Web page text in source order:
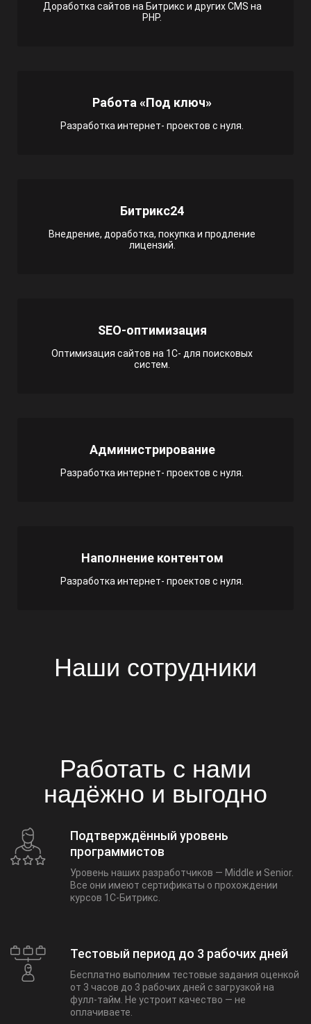
Доработка сайтов на Битрикс и других CMS на
PHP.
Работа «Под ключ»
Разработка интернет- проектов с нуля.
Битрикс24
Внедрение, доработка, покупка и продление
лицензий.
SEO-оптимизация
Оптимизация сайтов на 1С- для поисковых
систем.
Администрирование
Разработка интернет- проектов с нуля.
Наполнение контентом
Разработка интернет- проектов с нуля.
Наши сотрудники
Работать с нами
надёжно и выгодно
Подтверждённый уровень
программистов
Уровень наших разработчиков — Middle и Senior.
Все они имеют сертификаты о прохождении
курсов 1С-Битрикс.
Тестовый период до 3 рабочих дней
Бесплатно выполним тестовые задания оценкой
от 3 часов до 3 рабочих дней с загрузкой на
фулл-тайм. Не устроит качество — не
оплачиваете.